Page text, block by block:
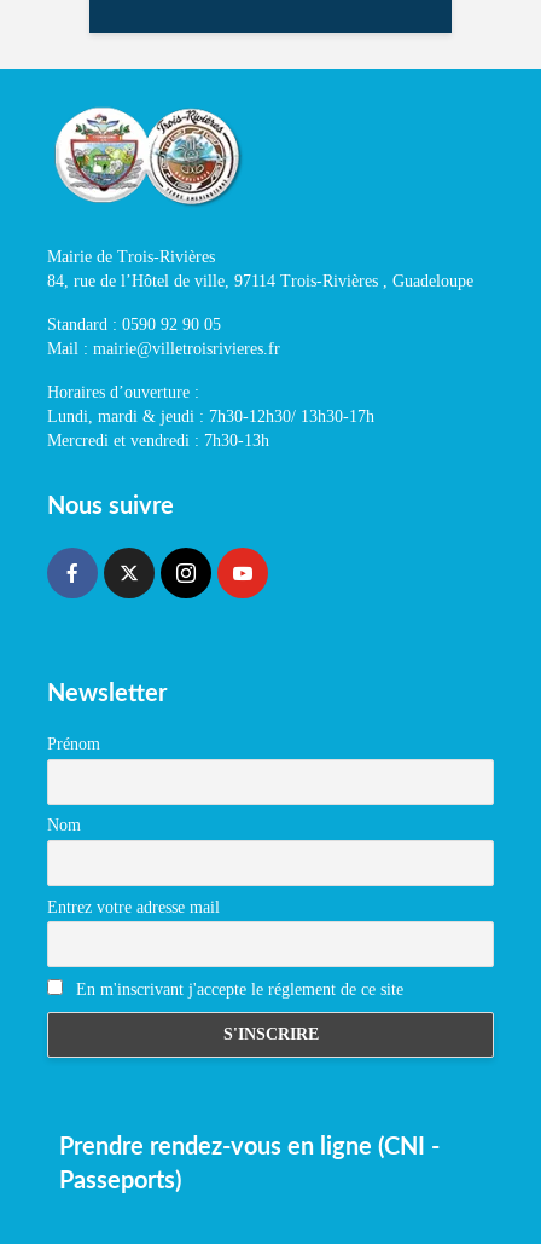
Mairie de Trois-Rivières
84, rue de l’Hôtel de ville, 97114 Trois-Rivières , Guadeloupe
Standard : 0590 92 90 05
Mail : mairie@villetroisrivieres.fr
Horaires d’ouverture :
Lundi, mardi & jeudi : 7h30-12h30/ 13h30-17h
Mercredi et vendredi : 7h30-13h
Nous suivre
Newsletter
Prénom
Nom
Entrez votre adresse mail
En m'inscrivant j'accepte le réglement de ce site
Prendre rendez-vous en ligne (CNI -
Passeports)